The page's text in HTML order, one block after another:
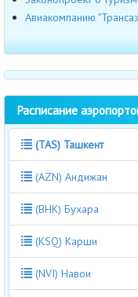
Авиакомпанию
Расписание
(TAS) Ташкент
(AZN) Андижан
(BHK) Бухара
(KSQ) Карши
(NVI) Навои